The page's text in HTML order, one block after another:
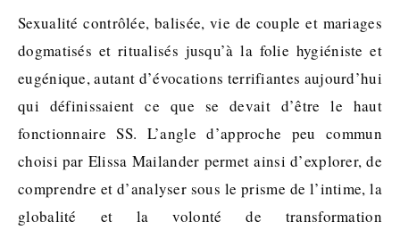
Sexualité contrôlée, balisée, vie de couple et mariages
dogmatisés et ritualisés jusqu’à la folie hygiéniste et
eugénique, autant d’évocations terrifiantes aujourd’hui
qui définissaient ce que se devait d’être le haut
fonctionnaire SS. L’angle d’approche peu commun
choisi par Elissa Mailander permet ainsi d’explorer, de
comprendre et d’analyser sous le prisme de l’intime, la
globalité et la volonté de transformation